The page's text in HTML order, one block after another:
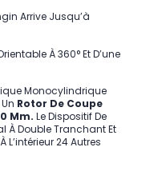
Arrive Jusqu’à
À 360° Et D’une
Monocylindrique
Rotor De Coupe
Mm. Le Dispositif De
À Double Tranchant Et
L’intérieur 24 Autres